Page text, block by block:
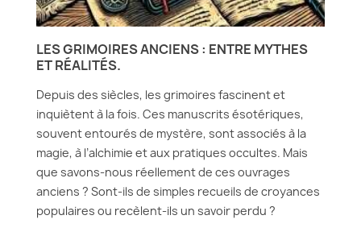
LES GRIMOIRES ANCIENS : ENTRE MYTHES
ET RÉALITÉS.
Depuis des siècles, les grimoires fascinent et
inquiètent à la fois. Ces manuscrits ésotériques,
souvent entourés de mystère, sont associés à la
magie, à l’alchimie et aux pratiques occultes. Mais
que savons-nous réellement de ces ouvrages
anciens ? Sont-ils de simples recueils de croyances
populaires ou recèlent-ils un savoir perdu ?